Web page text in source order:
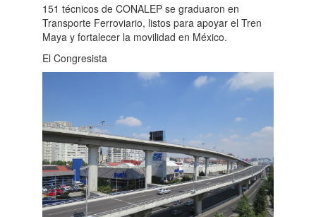
151 técnicos de CONALEP se graduaron en
Transporte Ferroviario, listos para apoyar el Tren
Maya y fortalecer la movilidad en México.
El Congresista